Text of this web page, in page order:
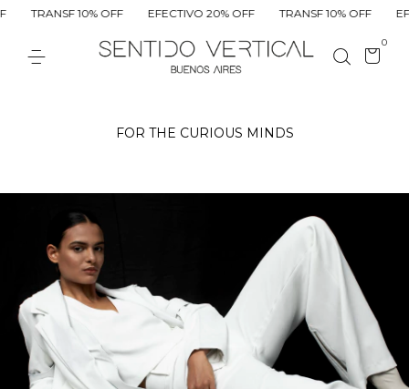
10% OFF EFECTIVO 20% OFF TRANSF 10% OFF EFECTIVO
0
FOR THE CURIOUS MINDS